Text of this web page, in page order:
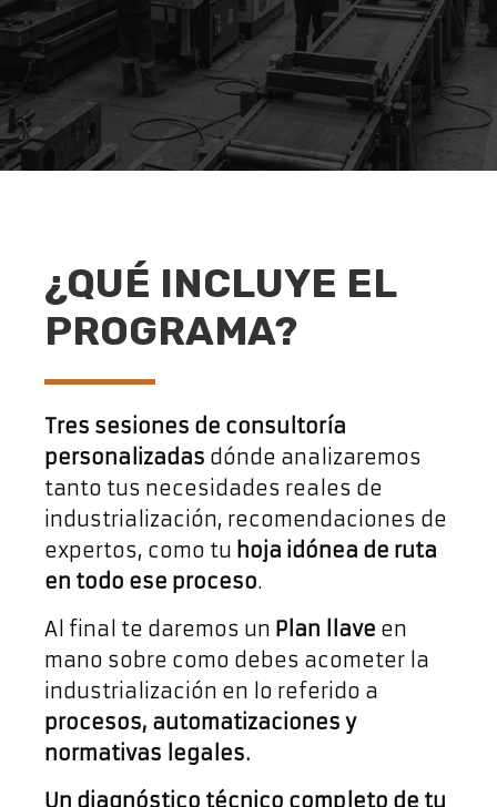
¿QUÉ INCLUYE EL
PROGRAMA?
Tres sesiones de consultoría
personalizadas dónde analizaremos
tanto tus necesidades reales de
industrialización, recomendaciones de
expertos, como tu hoja idónea de ruta
en todo ese proceso.
Al final te daremos un Plan llave en
mano sobre como debes acometer la
industrialización en lo referido a
procesos, automatizaciones y
normativas legales.
Un diagnóstico técnico completo de tu